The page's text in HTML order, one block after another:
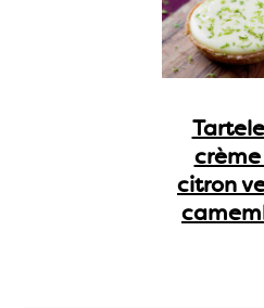
citron